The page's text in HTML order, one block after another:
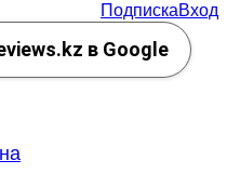
ПодпискаВход
в Google